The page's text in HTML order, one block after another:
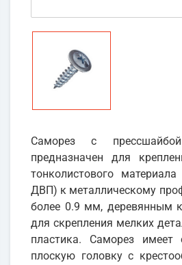
Саморез с
предназначен для
тонколистового
ДВП) к металлическому
более 0.9 мм, деревянным
для скрепления мелких
пластика. Саморез имеет
плоскую головку с